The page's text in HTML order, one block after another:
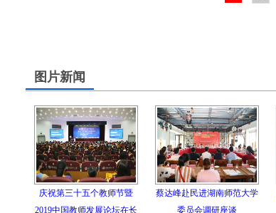
图片新闻
庆祝第三十五个教师节暨
2019中国教师发展论坛在长
蔡达峰赴民进湖南师范大学
委员会调研座谈